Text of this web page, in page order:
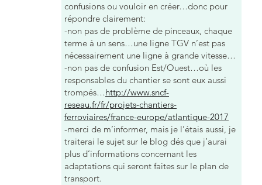
confusions ou vouloir en créer…donc pour
répondre clairement:
-non pas de problème de pinceaux, chaque
terme à un sens…une ligne TGV n’est pas
nécessairement une ligne à grande vitesse…
-non pas de confusion Est/Ouest…où les
responsables du chantier se sont eux aussi
trompés…http://www.sncf-
reseau.fr/fr/projets-chantiers-
ferroviaires/france-europe/atlantique-2017
-merci de m’informer, mais je l’étais aussi, je
traiterai le sujet sur le blog dés que j’aurai
plus d’informations concernant les
adaptations qui seront faites sur le plan de
transport.